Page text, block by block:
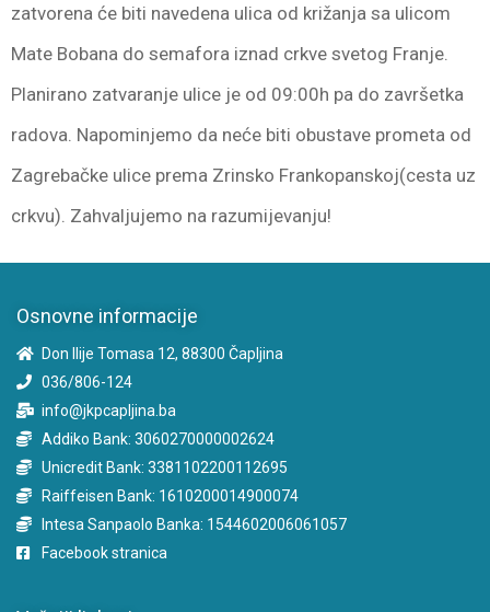
zatvorena će biti navedena ulica od križanja sa ulicom
Mate Bobana do semafora iznad crkve svetog Franje.
Planirano zatvaranje ulice je od 09:00h pa do završetka
radova. Napominjemo da neće biti obustave prometa od
Zagrebačke ulice prema Zrinsko Frankopanskoj(cesta uz
crkvu). Zahvaljujemo na razumijevanju!
Osnovne informacije
Don Ilije Tomasa 12, 88300 Čapljina
036/806-124
info@jkpcapljina.ba
Addiko Bank: 3060270000002624
Unicredit Bank: 3381102200112695
Raiffeisen Bank: 1610200014900074
Intesa Sanpaolo Banka: 1544602006061057
Facebook stranica